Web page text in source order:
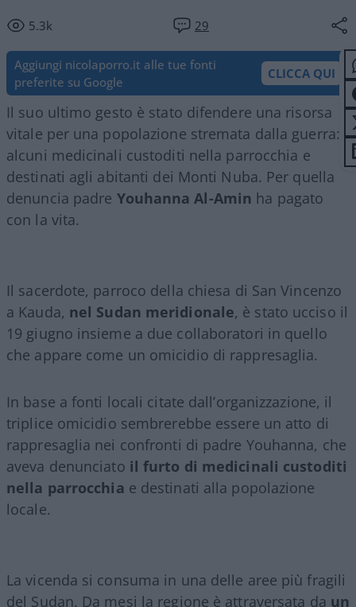
5.3k 29
Aggiungi nicolaporro.it alle tue fonti
preferite su Google
CLICCA QUI
Il suo ultimo gesto è stato difendere una risorsa
vitale per una popolazione stremata dalla guerra:
alcuni medicinali custoditi nella parrocchia e
destinati agli abitanti dei Monti Nuba. Per quella
denuncia padre Youhanna Al-Amin ha pagato
con la vita.
Il sacerdote, parroco della chiesa di San Vincenzo
a Kauda, nel Sudan meridionale, è stato ucciso il
19 giugno insieme a due collaboratori in quello
che appare come un omicidio di rappresaglia.
In base a fonti locali citate dall’organizzazione, il
triplice omicidio sembrerebbe essere un atto di
rappresaglia nei confronti di padre Youhanna, che
aveva denunciato il furto di medicinali custoditi
nella parrocchia e destinati alla popolazione
locale.
La vicenda si consuma in una delle aree più fragili
del Sudan. Da mesi la regione è attraversata da un